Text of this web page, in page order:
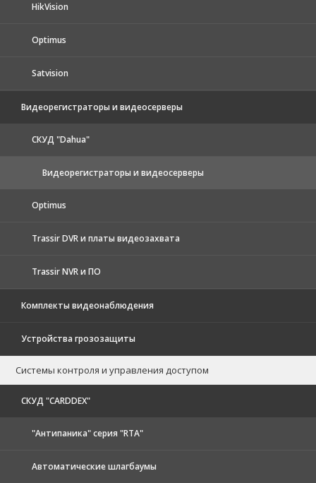
HikVision
Optimus
Satvision
Видеорегистраторы и видеосерверы
CКУД "Dahua"
Видеорегистраторы и видеосерверы
Optimus
Trassir DVR и платы видеозахвата
Trassir NVR и ПО
Комплекты видеонаблюдения
Устройства грозозащиты
Системы контроля и управления доступом
CКУД "CARDDEX"
"Антипаника" серия "RTA"
Автоматические шлагбаумы